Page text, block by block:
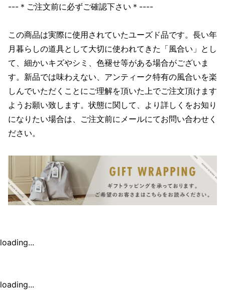
---＊ご注文前に必ずご確認下さい＊----
この商品は実際に使用されていたユーズド品です。長い年
月暮らしの道具として大切に使われてきた「風合い」とし
て、細かいキズやシミ、色褪せ等がある場合がございま
す。新品では味わえない、アンティーク特有の風合いを楽
しんでいただくことにご理解を頂いた上でご注文頂けます
ようお願い致します。状態に関して、より詳しくをお知り
になりたい場合は、ご注文前にメールにてお問い合わせく
ださい。
loading...
loading...